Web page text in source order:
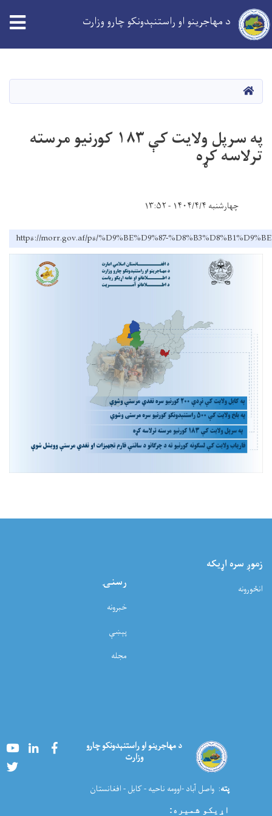
content
د مهاجرینو او راستنېدونکو چارو وزارت
کورپاڼه
په سرپل ولایت کې ۱۸۳ کورنیو مرسته
ترلاسه کړه
چهارشنبه ۱۴۰۴/۴/۴ - ۱۳:۵۲
https://morr.gov.af/ps/%D9%BE%D9%87-
زموږ سره اړيکه
انځورونه رسنۍ
خبرونه
پېښې
مجله
د مهاجرینو او راستنېدونکو چارو
وزارت
YoutubeLinkedInFacebook
پته: واصل آباد -اوومه ناحیه - کابل - افغانستان
اړیکو شمیره: